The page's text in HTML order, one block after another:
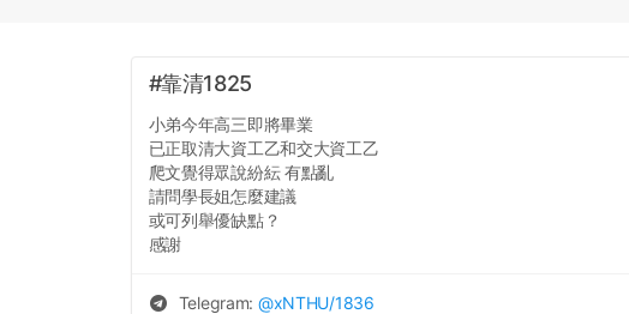
#靠清1825
小弟今年高三即將畢業
已正取清大資工乙和交大資工乙
爬文覺得眾說紛紜 有點亂
請問學長姐怎麼建議
或可列舉優缺點？
感謝
Telegram: @xNTHU/1836